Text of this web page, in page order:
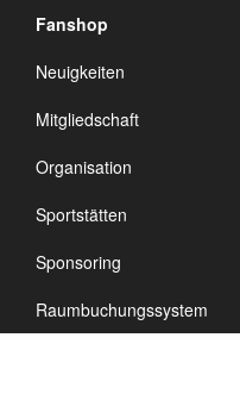
Fanshop
Neuigkeiten
Mitgliedschaft
Organisation
Sportstätten
Sponsoring
Raumbuchungssystem
TSV Vineta
Audorf